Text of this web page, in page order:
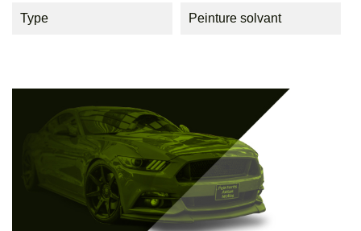
Type Peinture solvant